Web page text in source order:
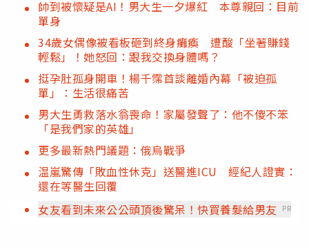
帥到被懷疑是AI！男大生一夕爆紅 本尊親回：目前
單身
34歲女偶像被看板砸到終身癱瘓 遭酸「坐著賺錢
輕鬆」！她怒回：跟我交換身體嗎？
挺孕肚孤身開車！楊千霈首談離婚內幕「被迫孤
單」：生活很痛苦
男大生勇救落水翁喪命！家屬發聲了：他不傻不笨
「是我們家的英雄」
更多最新熱門議題：俄烏戰爭
温嵐驚傳「敗血性休克」送醫進ICU 經紀人證實：
還在等醫生回覆
女友看到未來公公頭頂後驚呆！快買養髮給男友
PR